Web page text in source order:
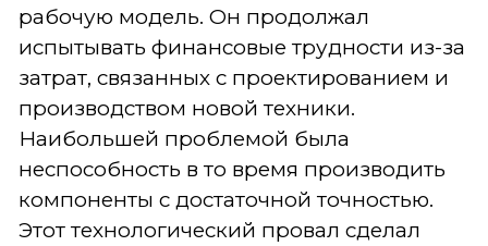
рабочую модель. Он продолжал
испытывать финансовые трудности из-за
затрат, связанных с проектированием и
производством новой техники.
Наибольшей проблемой была
неспособность в то время производить
компоненты с достаточной точностью.
Этот технологический провал сделал